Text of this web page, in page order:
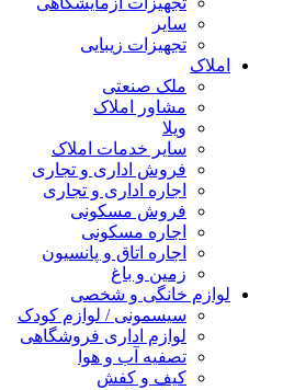
سایر
تجهیزات زیبایی
املاک
ملک صنعتی
مشاور املاک
ویلا
سایر خدمات املاک
فروش اداری و تجاری
اجاره اداری و تجاری
فروش مسکونی
اجاره مسکونی
اجاره اتاق و پانسیون
زمین و باغ
لوازم خانگی و شخصی
سیسمونی / لوازم کودک
لوازم اداری فروشگاهی
تصفیه آب و هوا
کیف و کفش